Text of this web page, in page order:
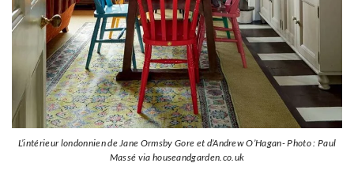
L’intérieur londonnien de Jane Ormsby Gore et d’Andrew O’Hagan- Photo : Paul
Massé via houseandgarden.co.uk